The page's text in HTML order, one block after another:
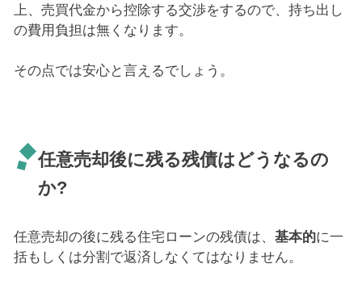
上、売買代金から控除する交渉をするので、持ち出し
の費用負担は無くなります。
その点では安心と言えるでしょう。
任意売却後に残る残債はどうなるの
か?
任意売却の後に残る住宅ローンの残債は、 基本的に一
括もしくは分割で返済しなくてはなりません。